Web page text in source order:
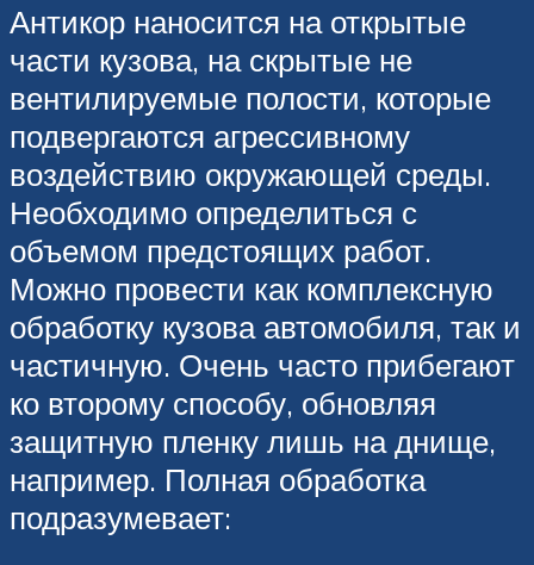
Антикор наносится на открытые
части кузова, на скрытые не
вентилируемые полости, которые
подвергаются агрессивному
воздействию окружающей среды.
Необходимо определиться с
объемом предстоящих работ.
Можно провести как комплексную
обработку кузова автомобиля, так и
частичную. Очень часто прибегают
ко второму способу, обновляя
защитную пленку лишь на днище,
например. Полная обработка
подразумевает: